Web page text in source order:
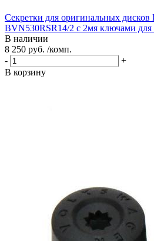
Секретки для оригинальных дисков
BVN530RSR14/2 с 2мя ключами
В наличии
8 250 руб. /комп.
-
+
В корзину